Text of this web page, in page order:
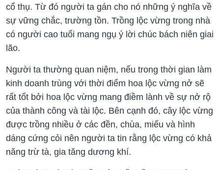
cổ thụ. Từ đó người ta gán cho nó những ý nghĩa về
sự vững chắc, trường tồn. Trồng lộc vừng trong nhà
có người cao tuổi mang ngụ ý lời chúc bách niên giai
lão.
Người ta thường quan niệm, nếu trong thời gian làm
kinh doanh trùng với thời điểm hoa lộc vừng nở sẽ
rất tốt bởi hoa lộc vừng mang điềm lành về sự nở rộ
của thành công và tài lộc. Bên cạnh đó, cây lộc vừng
được trồng nhiều ở các đền, chùa, miếu và hình
dáng cứng cỏi nên người ta tin rằng lộc vừng có khả
năng trừ tà, gia tăng dương khí.